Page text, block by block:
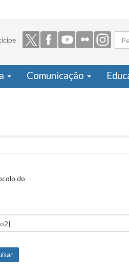
Comunicação
do